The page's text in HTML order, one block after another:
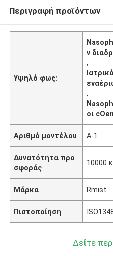
Περιγραφή προϊόντων
Υψηλό φως:
ν
,
,
οι
Αριθμό μοντέλου Α-1
Δυνατότητα προ
σφοράς
10000
Μάρκα Rmist
Πιστοποίηση
Δείτε